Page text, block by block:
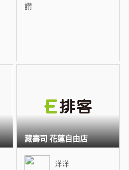
讚
洋洋
藏壽司 花蓮自由店